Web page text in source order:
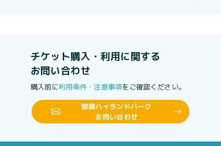
チケット購入・利用に関する
お問い合わせ
購入前に利用条件・注意事項をご確認ください。
那須ハイランドパーク
お問い合わせ